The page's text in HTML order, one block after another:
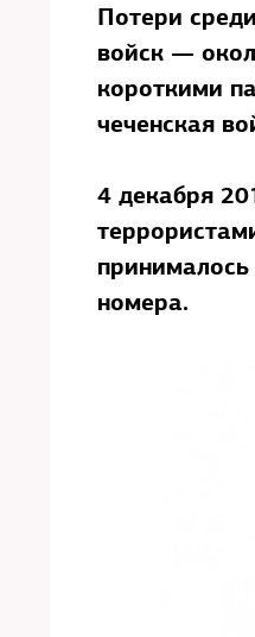
Потери
войск —
короткими
чеченская
4 декабря
номера.